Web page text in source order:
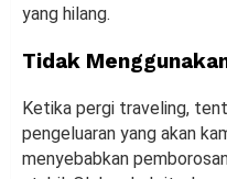
yang hilang.
Tidak
Ketika pergi traveling,
pengeluaran yang akan
menyebabkan